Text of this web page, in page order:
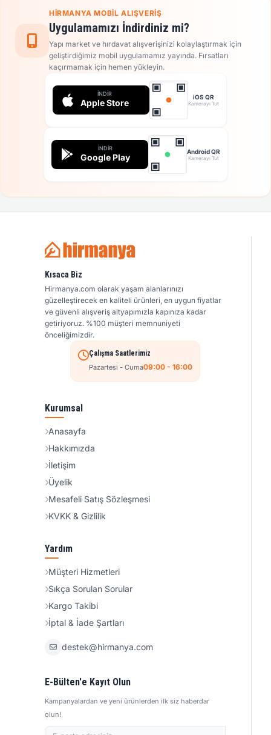
HIRMANYA MOBIL ALIŞVERIŞ
Uygulamamızı İndirdiniz mi?
Yapı market ve hırdavat alışverişinizi kolaylaştırmak için
geliştirdiğimiz mobil uygulamamız yayında. Fırsatları
kaçırmamak için hemen yükleyin.
İNDIR
Apple Store
iOS QR
Kamerayı Tut
İNDIR
Google Play
Android QR
Kamerayı Tut
Kısaca Biz
Hirmanya.com olarak yaşam alanlarınızı
güzelleştirecek en kaliteli ürünleri, en uygun fiyatlar
ve güvenli alışveriş altyapımızla kapınıza kadar
getiriyoruz. %100 müşteri memnuniyeti
önceliğimizdir.
Çalışma Saatlerimiz
Pazartesi - Cuma09:00 - 16:00
Kurumsal
Anasayfa
Hakkımızda
İletişim
Üyelik
Mesafeli Satış Sözleşmesi
KVKK & Gizlilik
Yardım
Müşteri Hizmetleri
Sıkça Sorulan Sorular
Kargo Takibi
İptal & İade Şartları
destek@hirmanya.com
E-Bülten'e Kayıt Olun
Kampanyalardan ve yeni ürünlerden ilk siz haberdar
olun!